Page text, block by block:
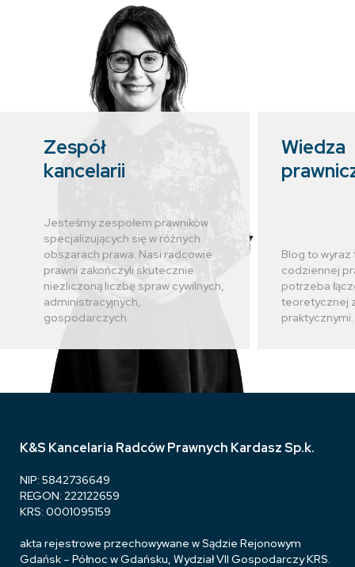
Zespół
kancelarii
Jesteśmy zespołem prawników
specjalizujących się w różnych
obszarach prawa. Nasi radcowie
prawni zakończyli skutecznie
niezliczoną liczbę spraw cywilnych,
administracyjnych,
gospodarczych.
Wiedza
Blog to wyraz
codziennej
potrzeba
teoretycznej
praktycznymi.
K&S Kancelaria Radców Prawnych Kardasz Sp.k.
NIP: 5842736649
REGON: 222122659
KRS: 0001095159
akta rejestrowe przechowywane w Sądzie Rejonowym
Gdańsk – Północ w Gdańsku, Wydział VII Gospodarczy KRS.